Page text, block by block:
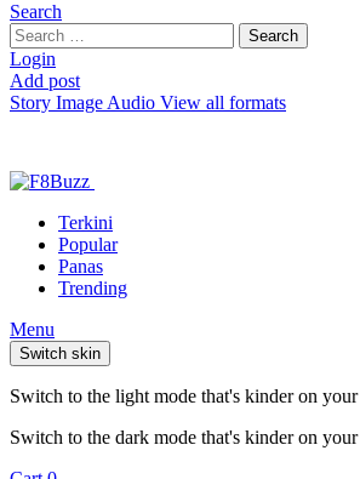
Search
Search
for:
Search
Login
Add post
Story Image Audio View all formats
Terkini
Popular
Panas
Trending
Menu
Switch skin
Switch to the light mode that's kinder on your
Switch to the dark mode that's kinder on